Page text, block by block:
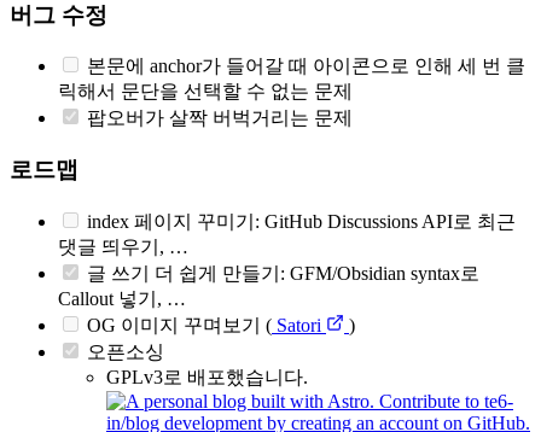
버그 수정
본문에 anchor가 들어갈 때 아이콘으로 인해 세 번 클
릭해서 문단을 선택할 수 없는 문제
팝오버가 살짝 버벅거리는 문제
로드맵
index 페이지 꾸미기: GitHub Discussions API로 최근
댓글 띄우기, …
글 쓰기 더 쉽게 만들기: GFM/Obsidian syntax로
Callout 넣기, …
OG 이미지 꾸며보기 ( Satori
)
오픈소싱
GPLv3로 배포했습니다.